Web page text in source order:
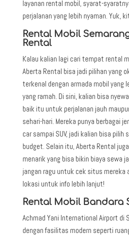
layanan rental mobil, syarat-
perjalanan yang lebih nyaman. Yuk,
Rental Mobil
Rental
Kalau kalian lagi cari tempat rental
Aberta Rental bisa jadi pilihan yang
terkenal dengan armada mobil yang
yang ramah. Di sini, kalian bisa
baik itu untuk perjalanan jauh
sehari-hari. Mereka punya berbagai
car sampai SUV, jadi kalian bisa pilih
budget. Selain itu, Aberta Rental
menarik yang bisa bikin biaya sewa
jangan ragu untuk cek situs mereka
lokasi untuk info lebih lanjut!
Rental Mobil Bandara
Achmad Yani International Airport di
dengan fasilitas modern seperti